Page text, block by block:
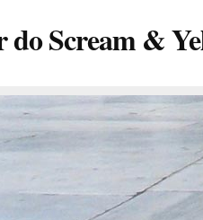
Scream &